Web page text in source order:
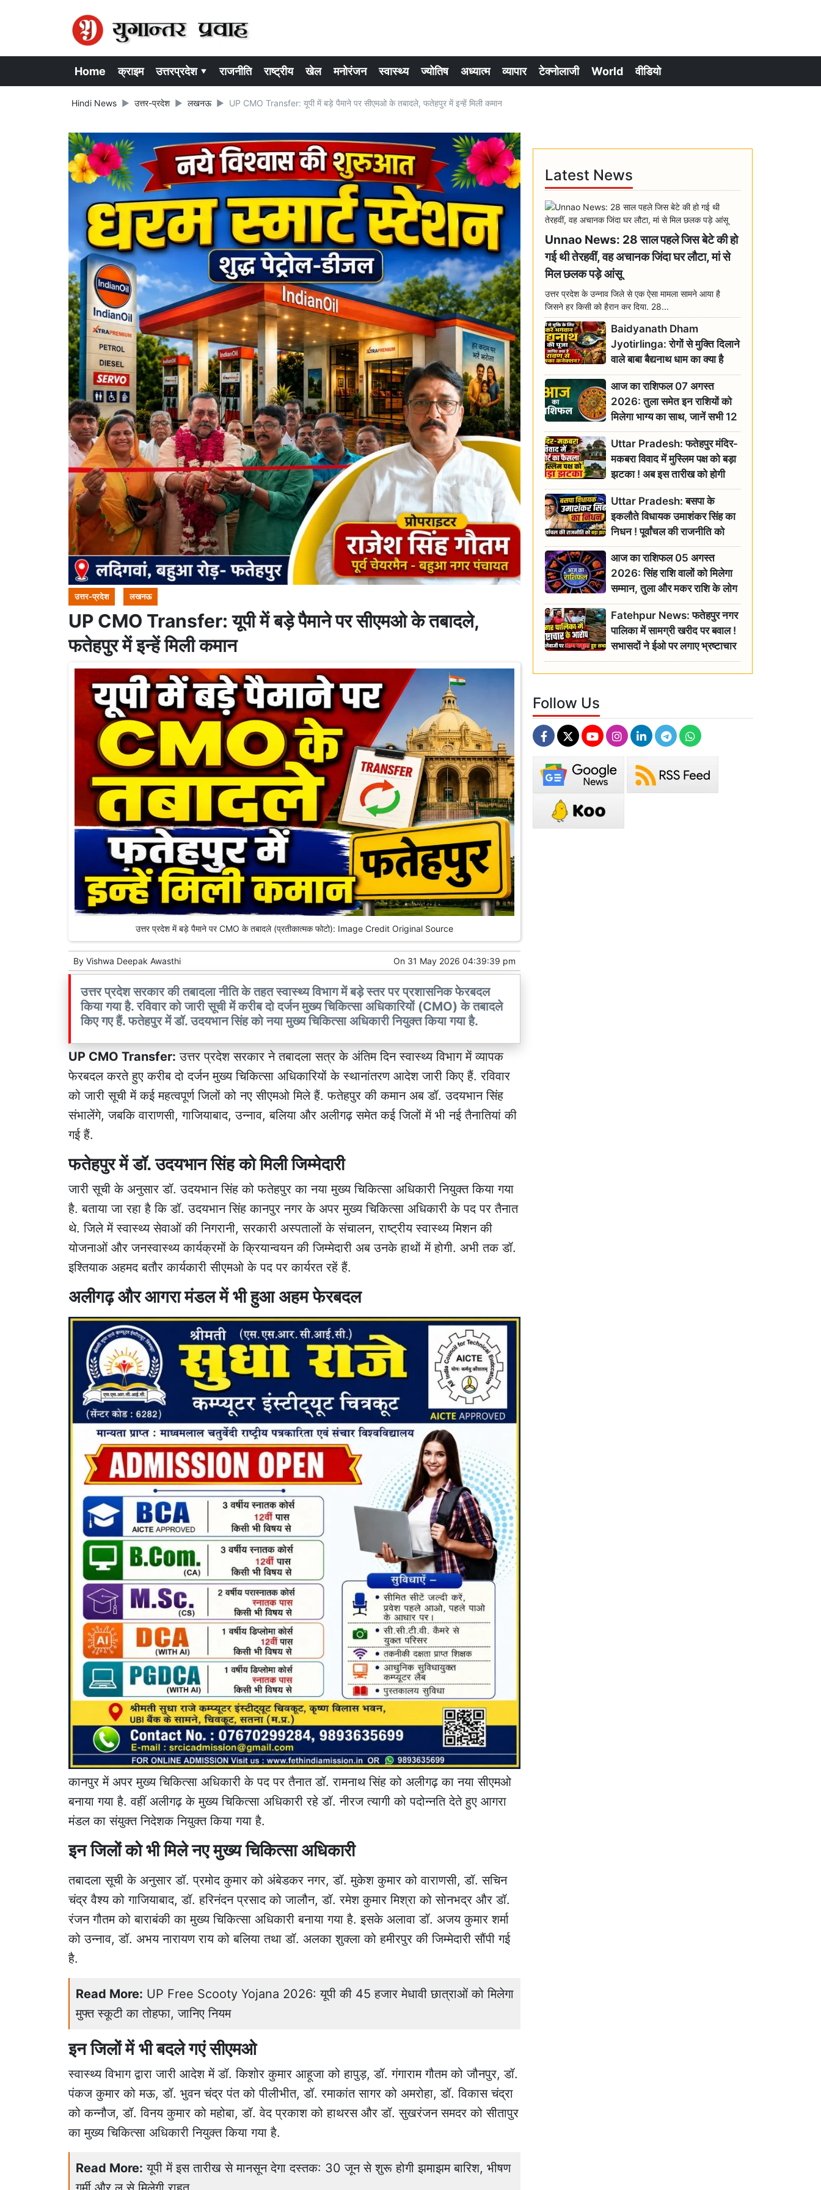
Home क्राइम उत्तरप्रदेश ▾ राजनीति राष्ट्रीय खेल मनोरंजन स्वास्थ्य ज्योतिष अध्यात्म व्यापार टेक्नोलाजी World वीडियो
Hindi News उत्तर-प्रदेश लखनऊ UP CMO Transfer: यूपी में बड़े पैमाने पर सीएमओ के तबादले, फतेहपुर में इन्हें मिली कमान
उत्तर-प्रदेश लखनऊ
UP CMO Transfer: यूपी में बड़े पैमाने पर सीएमओ के तबादले,
फतेहपुर में इन्हें मिली कमान
उत्तर प्रदेश में बड़े पैमाने पर CMO के तबादले (प्रतीकात्मक फोटो): Image Credit Original Source
By Vishwa Deepak Awasthi On 31 May 2026 04:39:39 pm
उत्तर प्रदेश सरकार की तबादला नीति के तहत स्वास्थ्य विभाग में बड़े स्तर पर प्रशासनिक फेरबदल
किया गया है. रविवार को जारी सूची में करीब दो दर्जन मुख्य चिकित्सा अधिकारियों (CMO) के तबादले
किए गए हैं. फतेहपुर में डॉ. उदयभान सिंह को नया मुख्य चिकित्सा अधिकारी नियुक्त किया गया है.
UP CMO Transfer: उत्तर प्रदेश सरकार ने तबादला सत्र के अंतिम दिन स्वास्थ्य विभाग में व्यापक
फेरबदल करते हुए करीब दो दर्जन मुख्य चिकित्सा अधिकारियों के स्थानांतरण आदेश जारी किए हैं. रविवार
को जारी सूची में कई महत्वपूर्ण जिलों को नए सीएमओ मिले हैं. फतेहपुर की कमान अब डॉ. उदयभान सिंह
संभालेंगे, जबकि वाराणसी, गाजियाबाद, उन्नाव, बलिया और अलीगढ़ समेत कई जिलों में भी नई तैनातियां की
गई हैं.
फतेहपुर में डॉ. उदयभान सिंह को मिली जिम्मेदारी
जारी सूची के अनुसार डॉ. उदयभान सिंह को फतेहपुर का नया मुख्य चिकित्सा अधिकारी नियुक्त किया गया
है. बताया जा रहा है कि डॉ. उदयभान सिंह कानपुर नगर के अपर मुख्य चिकित्सा अधिकारी के पद पर तैनात
थे. जिले में स्वास्थ्य सेवाओं की निगरानी, सरकारी अस्पतालों के संचालन, राष्ट्रीय स्वास्थ्य मिशन की
योजनाओं और जनस्वास्थ्य कार्यक्रमों के क्रियान्वयन की जिम्मेदारी अब उनके हाथों में होगी. अभी तक डॉ.
इश्तियाक अहमद बतौर कार्यकारी सीएमओ के पद पर कार्यरत रहें हैं.
अलीगढ़ और आगरा मंडल में भी हुआ अहम फेरबदल
कानपुर में अपर मुख्य चिकित्सा अधिकारी के पद पर तैनात डॉ. रामनाथ सिंह को अलीगढ़ का नया सीएमओ
बनाया गया है. वहीं अलीगढ़ के मुख्य चिकित्सा अधिकारी रहे डॉ. नीरज त्यागी को पदोन्नति देते हुए आगरा
मंडल का संयुक्त निदेशक नियुक्त किया गया है.
इन जिलों को भी मिले नए मुख्य चिकित्सा अधिकारी
तबादला सूची के अनुसार डॉ. प्रमोद कुमार को अंबेडकर नगर, डॉ. मुकेश कुमार को वाराणसी, डॉ. सचिन
चंद्र वैश्य को गाजियाबाद, डॉ. हरिनंदन प्रसाद को जालौन, डॉ. रमेश कुमार मिश्रा को सोनभद्र और डॉ.
रंजन गौतम को बाराबंकी का मुख्य चिकित्सा अधिकारी बनाया गया है. इसके अलावा डॉ. अजय कुमार शर्मा
को उन्नाव, डॉ. अभय नारायण राय को बलिया तथा डॉ. अलका शुक्ला को हमीरपुर की जिम्मेदारी सौंपी गई
है.
Read More: UP Free Scooty Yojana 2026: यूपी की 45 हजार मेधावी छात्राओं को मिलेगा
मुफ्त स्कूटी का तोहफा, जानिए नियम
इन जिलों में भी बदले गएं सीएमओ
स्वास्थ्य विभाग द्वारा जारी आदेश में डॉ. किशोर कुमार आहूजा को हापुड़, डॉ. गंगाराम गौतम को जौनपुर, डॉ.
पंकज कुमार को मऊ, डॉ. भुवन चंद्र पंत को पीलीभीत, डॉ. रमाकांत सागर को अमरोहा, डॉ. विकास चंद्रा
को कन्नौज, डॉ. विनय कुमार को महोबा, डॉ. वेद प्रकाश को हाथरस और डॉ. सुखरंजन समदर को सीतापुर
का मुख्य चिकित्सा अधिकारी नियुक्त किया गया है.
Read More: यूपी में इस तारीख से मानसून देगा दस्तक: 30 जून से शुरू होगी झमाझम बारिश, भीषण
Latest News
Unnao News: 28 साल पहले जिस बेटे की हो
गई थी तेरहवीं, वह अचानक जिंदा घर लौटा, मां से
मिल छलक पड़े आंसू
उत्तर प्रदेश के उन्नाव जिले से एक ऐसा मामला सामने आया है
जिसने हर किसी को हैरान कर दिया. 28...
Baidyanath Dham
Jyotirlinga: रोगों से मुक्ति दिलाने
वाले बाबा बैद्यनाथ धाम का क्या है
रावण से संबंध? जानिए ज्योतिर्लिंग की
महिमा
आज का राशिफल 07 अगस्त
2026: तुला समेत इन राशियों को
मिलेगा भाग्य का साथ, जानें सभी 12
राशियों का दैनिक भाग्यफल
Uttar Pradesh: फतेहपुर मंदिर-
मकबरा विवाद में मुस्लिम पक्ष को बड़ा
झटका ! अब इस तारीख को होगी
सुनवाई
Uttar Pradesh: बसपा के
इकलौते विधायक उमाशंकर सिंह का
निधन ! पूर्वांचल की राजनीति को
बड़ा झटका, योगी ने जताया दुःख
आज का राशिफल 05 अगस्त
2026: सिंह राशि वालों को मिलेगा
सम्मान, तुला और मकर राशि के लोग
रहें सतर्क
Fatehpur News: फतेहपुर नगर
पालिका में सामग्री खरीद पर बवाल !
सभासदों ने ईओ पर लगाए भ्रष्टाचार
के गंभीर आरोप
Follow Us